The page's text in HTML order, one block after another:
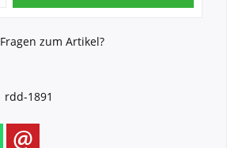
Fragen zum Artikel?
rdd-1891